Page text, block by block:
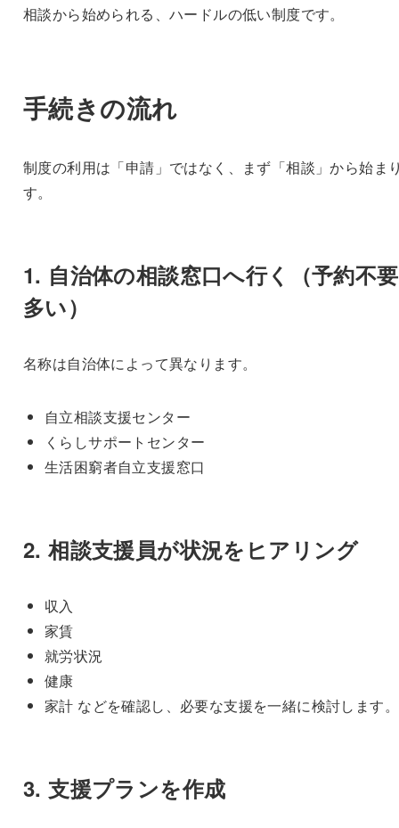
相談から始められる、ハードルの低い制度です。
手続きの流れ
制度の利用は「申請」ではなく、まず「相談」から始ま
す。
1. 自治体の相談窓口へ行く（予約不
多い）
名称は自治体によって異なります。
自立相談支援センター
くらしサポートセンター
生活困窮者自立支援窓口
2. 相談支援員が状況をヒアリング
収入
家賃
就労状況
健康
家計 などを確認し、必要な支援を一緒に検討します。
3. 支援プランを作成